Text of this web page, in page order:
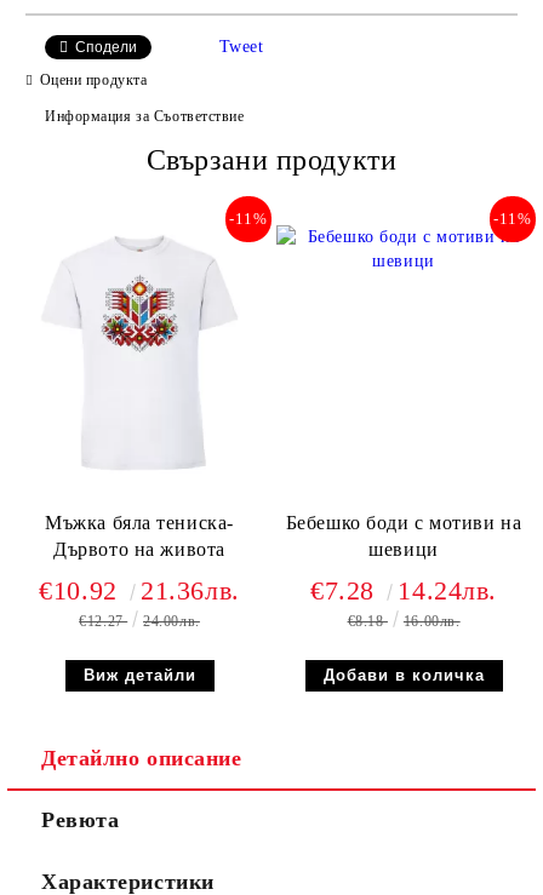
Съгласен съм сПолитиката за лични данни
Сподели Tweet
Оцени продукта
Информация за Съответствие
Свързани продукти
Мъжка бяла тениска-
Дървото на живота
-11%
€10.92 21.36лв.
€12.27 24.00лв.
Виж детайли
Бебешко боди с мотиви на
шевици
-11%
€7.28 14.24лв.
€8.18 16.00лв.
Детайлно описание
Ревюта
Характеристики